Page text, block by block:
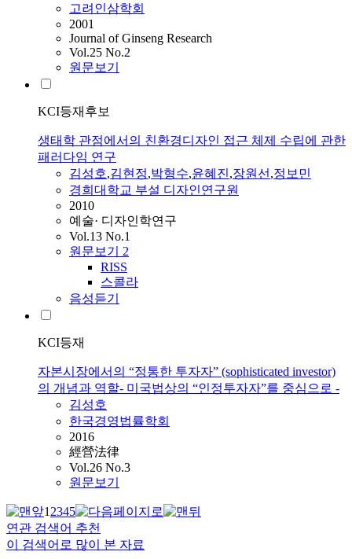
고려인삼학회
2001
Journal of Ginseng Research
Vol.25 No.2
원문보기
KCI등재후보
생태학 관점에서의 친환경디자인 접근 체제 수립에 관한
패러다임 연구
김성호,김현정,박형수,윤혜진,장원선,정보민
경희대학교 부설 디자인연구원
2010
예술· 디자인학연구
Vol.13 No.1
원문보기 2
RISS
스콜라
음성듣기
KCI등재
자본시장에서의 “정통한 투자자” (sophisticated investor)
의 개념과 역할- 미국법상의 “인정투자자”를 중심으로 -
김성호
한국경영법률학회
2016
經營法律
Vol.26 No.3
원문보기
12345
연관 검색어 추천
이 검색어로 많이 본 자료